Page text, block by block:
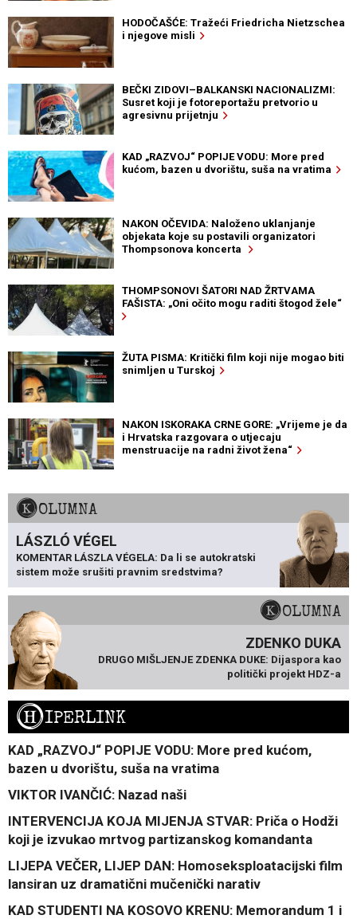
HODOČAŠĆE: Tražeći Friedricha Nietzschea
i njegove misli
BEČKI ZIDOVI–BALKANSKI NACIONALIZMI:
Susret koji je fotoreportažu pretvorio u
agresivnu prijetnju
KAD „RAZVOJ“ POPIJE VODU: More pred
kućom, bazen u dvorištu, suša na vratima
NAKON OČEVIDA: Naloženo uklanjanje
objekata koje su postavili organizatori
Thompsonova koncerta
THOMPSONOVI ŠATORI NAD ŽRTVAMA
FAŠISTA: „Oni očito mogu raditi štogod žele“
ŽUTA PISMA: Kritički film koji nije mogao biti
snimljen u Turskoj
NAKON ISKORAKA CRNE GORE: „Vrijeme je da
i Hrvatska razgovara o utjecaju
menstruacije na radni život žena“
KOLUMNA
LÁSZLÓ VÉGEL
KOMENTAR LÁSZLA VÉGELA: Da li se autokratski
sistem može srušiti pravnim sredstvima?
KOLUMNA
ZDENKO DUKA
DRUGO MIŠLJENJE ZDENKA DUKE: Dijaspora kao
politički projekt HDZ-a
HIPERLINK
KAD „RAZVOJ“ POPIJE VODU: More pred kućom,
bazen u dvorištu, suša na vratima
VIKTOR IVANČIĆ: Nazad naši
INTERVENCIJA KOJA MIJENJA STVAR: Priča o Hodži
koji je izvukao mrtvog partizanskog komandanta
LIJEPA VEČER, LIJEP DAN: Homoseksploatacijski film
lansiran uz dramatični mučenički narativ
KAD STUDENTI NA KOSOVO KRENU: Memorandum 1 i